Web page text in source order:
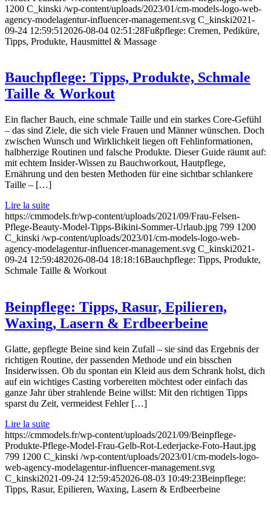
1200 C_kinski /wp-content/uploads/2023/01/cm-models-logo-web-
agency-modelagentur-influencer-management.svg C_kinski2021-
09-24 12:59:51 2026-08-04 02:51:28Fußpflege: Cremen, Pediküre,
Tipps, Produkte, Hausmittel & Massage
Bauchpflege: Tipps, Produkte, Schmale
Taille & Workout
Ein flacher Bauch, eine schmale Taille und ein starkes Core-Gefühl
– das sind Ziele, die sich viele Frauen und Männer wünschen. Doch
zwischen Wunsch und Wirklichkeit liegen oft Fehlinformationen,
halbherzige Routinen und falsche Produkte. Dieser Guide räumt auf:
mit echtem Insider-Wissen zu Bauchworkout, Hautpflege,
Ernährung und den besten Methoden für eine sichtbar schlankere
Taille – […]
Lire la suite
https://cmmodels.fr/wp-content/uploads/2021/09/Frau-Felsen-
Pflege-Beauty-Model-Tipps-Bikini-Sommer-Urlaub.jpg 799 1200
C_kinski /wp-content/uploads/2023/01/cm-models-logo-web-
agency-modelagentur-influencer-management.svg C_kinski2021-
09-24 12:59:482026-08-04 18:18:16Bauchpflege: Tipps, Produkte,
Schmale Taille & Workout
Beinpflege: Tipps, Rasur, Epilieren,
Waxing, Lasern & Erdbeerbeine
Glatte, gepflegte Beine sind kein Zufall – sie sind das Ergebnis der
richtigen Routine, der passenden Methode und ein bisschen
Insiderwissen. Ob du spontan ein Kleid aus dem Schrank holst, dich
auf ein wichtiges Casting vorbereiten möchtest oder einfach das
ganze Jahr über strahlende Beine willst: Mit den richtigen Tipps
sparst du Zeit, vermeidest Fehler […]
Lire la suite
https://cmmodels.fr/wp-content/uploads/2021/09/Beinpflege-
Produkte-Pflege-Model-Frau-Gelb-Rot-Lederjacke-Foto-Haut.jpg
799 1200 C_kinski /wp-content/uploads/2023/01/cm-models-logo-
web-agency-modelagentur-influencer-management.svg
C_kinski2021-09-24 12:59:452026-08-03 10:49:23Beinpflege:
Tipps, Rasur, Epilieren, Waxing, Lasern & Erdbeerbeine